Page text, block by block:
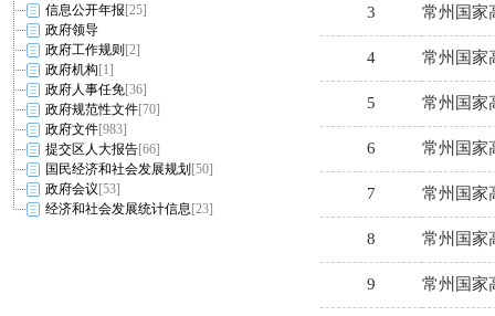
信息公开年报[25]
政府领导
政府工作规则[2]
政府机构[1]
政府人事任免[36]
政府规范性文件[70]
政府文件[983]
提交区人大报告[66]
国民经济和社会发展规划[50]
政府会议[53]
经济和社会发展统计信息 [23]